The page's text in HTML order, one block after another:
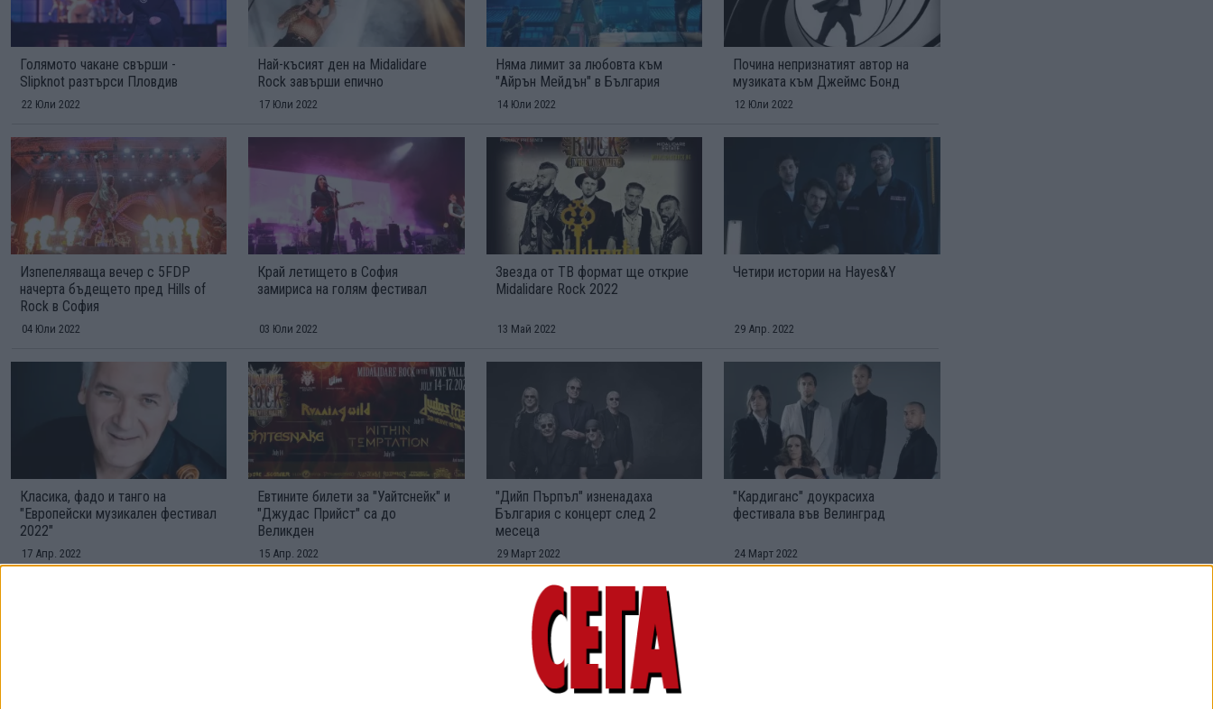
Голямото чакане свърши -
Slipknot разтърси Пловдив
22 Юли 2022
Най-късият ден на Midalidare
Rock завърши епично
17 Юли 2022
Няма лимит за любовта към
"Айрън Мейдън" в България
14 Юли 2022
Почина непризнатият автор на
музиката към Джеймс Бонд
12 Юли 2022
Изпепеляваща вечер с 5FDP
начерта бъдещето пред Hills of
Rock в София
04 Юли 2022
Край летището в София
замириса на голям фестивал
03 Юли 2022
Звезда от ТВ формат ще открие
Midalidare Rock 2022
13 Май 2022
Четири истории на Hayes&Y
29 Апр. 2022
Класика, фадо и танго на
"Европейски музикален фестивал
2022"
17 Апр. 2022
Евтините билети за "Уайтснейк" и
"Джудас Прийст" са до
Великден
15 Апр. 2022
"Дийп Пърпъл" изненадаха
България с концерт след 2
месеца
29 Март 2022
"Кардиганс" доукрасиха
фестивала във Велинград
24 Март 2022